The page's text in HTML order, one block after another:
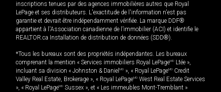
inscriptions tenues par des agences immobilières autres que Royal
LePage et ses distributeurs. L'exactitude de l'information n'est pas
garantie et devrait être indépendamment vérifiée. La marque DDF®
appartient à l'Association canadienne de l’immobilier (ACI) et identifie le
REALTOR.ca Installation de distribution de données (SDD®).
*Tous les bureaux sont des propriétés indépendantes. Les bureaux
comprenant la mention « Services immobiliers Royal LePageMD Ltée »,
incluant sa division « Johnston & Daniel MD », « Royal LePageMD Credit
Valley Real Estate, Brokerage », « Royal LePageMD West Real Estate Services
», « Royal LePageMD Sussex », et « Les immeubles Mont-Tremblant »